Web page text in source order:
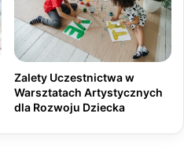
Zalety Uczestnictwa w
Warsztatach Artystycznych
dla Rozwoju Dziecka